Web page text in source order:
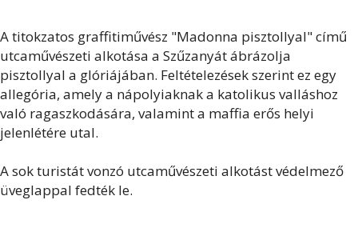
A titokzatos graffitiművész "Madonna pisztollyal" című
utcaművészeti alkotása a Szűzanyát ábrázolja
pisztollyal a glóriájában. Feltételezések szerint ez egy
allegória, amely a nápolyiaknak a katolikus valláshoz
való ragaszkodására, valamint a maffia erős helyi
jelenlétére utal.
A sok turistát vonzó utcaművészeti alkotást védelmező
üveglappal fedték le.